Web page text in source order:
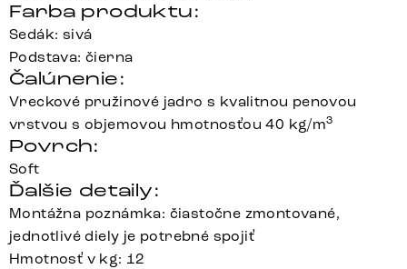
Farba produktu:
Sedák: sivá
Podstava: čierna
Čalúnenie:
Vreckové pružinové jadro s kvalitnou penovou
vrstvou s objemovou hmotnosťou 40 kg/m3
Povrch:
Soft
Ďalšie detaily:
Montážna poznámka: čiastočne zmontované,
jednotlivé diely je potrebné spojiť
Hmotnosť v kg: 12